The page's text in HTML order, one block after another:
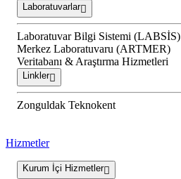
Laboratuvarlar
Laboratuvar Bilgi Sistemi (LABSİS)
Merkez Laboratuvaru (ARTMER)
Veritabanı & Araştırma Hizmetleri
Linkler
Zonguldak Teknokent
Hizmetler
Kurum İçi Hizmetler